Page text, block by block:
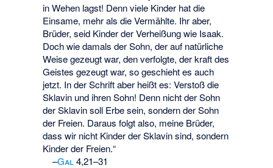
in Wehen lagst! Denn viele Kinder hat die
Einsame, mehr als die Vermählte. Ihr aber,
Brüder, seid Kinder der Verheißung wie Isaak.
Doch wie damals der Sohn, der auf natürliche
Weise gezeugt war, den verfolgte, der kraft des
Geistes gezeugt war, so geschieht es auch
jetzt. In der Schrift aber heißt es: Verstoß die
Sklavin und ihren Sohn! Denn nicht der Sohn
der Sklavin soll Erbe sein, sondern der Sohn
der Freien. Daraus folgt also, meine Brüder,
dass wir nicht Kinder der Sklavin sind, sondern
Kinder der Freien.“
–Gal 4,21–31